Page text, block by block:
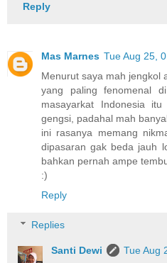
Reply
Mas Marnes Tue Aug 25,
Menurut saya mah jengkol
yang paling fenomenal
masayarkat Indonesia
gengsi, padahal mah
ini rasanya memang
dipasaran gak beda jauh
bahkan pernah ampe
:)
Reply
Replies
Santi Dewi
Tue Aug